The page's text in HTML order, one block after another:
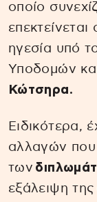
οποίο
ηγεσία υπό
Υποδομών
Κώτσηρα.
Ειδικότερα,
αλλαγών
των
εξάλειψη της